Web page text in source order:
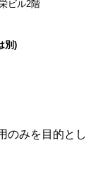
ビル2階
別)
のみを目的とし